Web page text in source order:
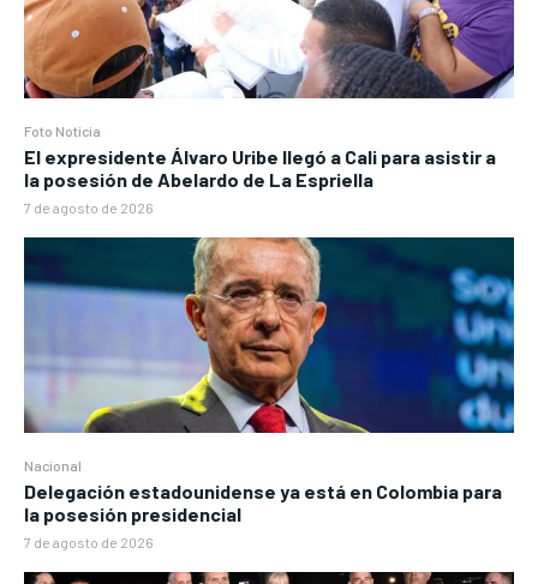
Foto Noticia
El expresidente Álvaro Uribe llegó a Cali para asistir a
la posesión de Abelardo de La Espriella
7 de agosto de 2026
Nacional
Delegación estadounidense ya está en Colombia para
la posesión presidencial
7 de agosto de 2026